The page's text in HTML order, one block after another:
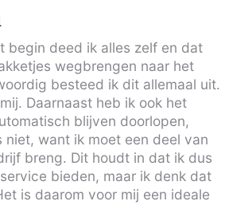
begin deed ik alles zelf en dat
wegbrengen naar het
besteed ik dit allemaal uit.
Daarnaast heb ik ook het
blijven doorlopen,
want ik moet een deel van
breng. Dit houdt in dat ik dus
bieden, maar ik denk dat
is daarom voor mij een ideale